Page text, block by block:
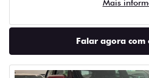
Mais
Falar agora com